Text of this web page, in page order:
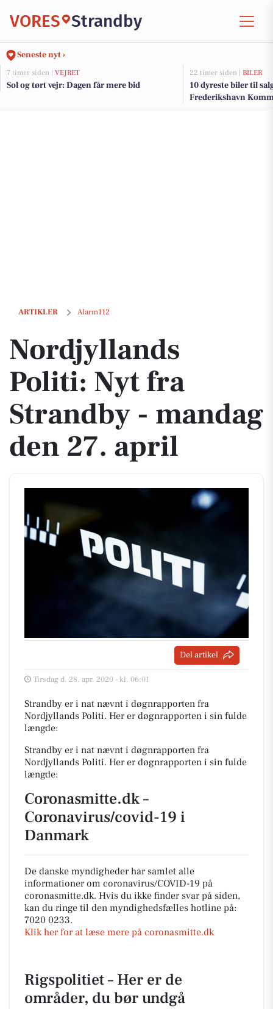
VORES Strandby
Seneste nyt ›
7 timer siden | VEJRET
Sol og tørt vejr: Dagen får mere bid
22 timer siden | BILER
10 dyreste biler til
Frederikshavn
ARTIKLER Alarm112
Nordjyllands Politi: Nyt fra Strandby - mandag den 27. april
Nordjyllands
Politi: Nyt fra
Strandby - mandag
den 27. april
Del artikel
Tirsdag d. 28. apr. 2020 - kl. 06:01
Strandby er i nat nævnt i døgnrapporten fra
Nordjyllands Politi. Her er døgnrapporten i sin fulde
længde:
Strandby er i nat nævnt i døgnrapporten fra
Nordjyllands Politi. Her er døgnrapporten i sin fulde
længde:
Coronasmitte.dk –
Coronavirus/covid-19 i
Danmark
De danske myndigheder har samlet alle
informationer om coronavirus/COVID-19 på
coronasmitte.dk. Hvis du ikke finder svar på siden,
kan du ringe til den myndighedsfælles hotline på:
7020 0233.
Klik her for at læse mere på coronasmitte.dk
Rigspolitiet – Her er de
områder, du bør undgå